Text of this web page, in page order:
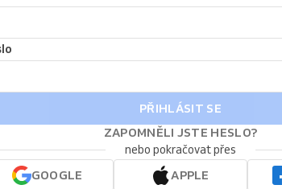
PŘIHLÁSIT SE
ZAPOMNĚLI JSTE HESLO?
nebo pokračovat přes
GOOGLE
APPLE